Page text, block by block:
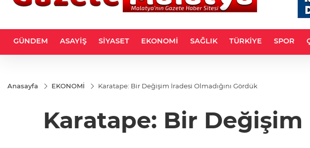
GÜNDEM ASAYİŞ SİYASET EKONOMİ SAĞLIK TÜRKİYE SPOR
Anasayfa EKONOMİ Karatape: Bir Değişim İradesi Olmadığını Gördük
Karatape: Bir Değişim